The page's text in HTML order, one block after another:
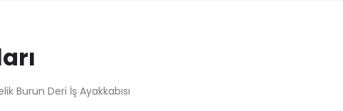
Burun Deri İş Ayakkabısı